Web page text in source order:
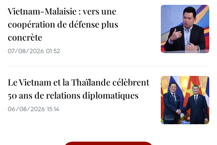
Vietnam-Malaisie : vers une
coopération de défense plus
concrète
07/08/2026 01:52
Le Vietnam et la Thaïlande célèbrent
50 ans de relations diplomatiques
06/08/2026 15:14